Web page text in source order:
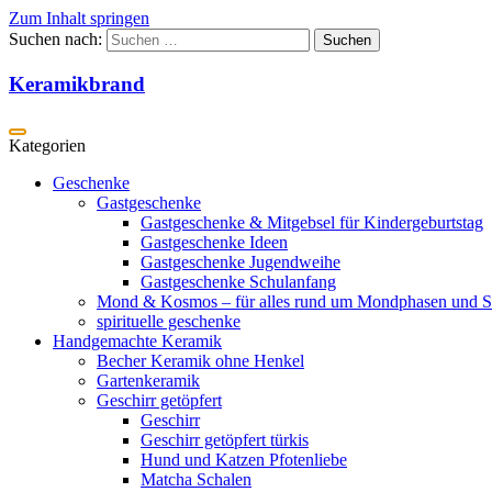
Zum Inhalt springen
Suchen nach:
Keramikbrand
Geschenke
Gastgeschenke
Gastgeschenke & Mitgebsel für Kindergeburtstag
Gastgeschenke Ideen
Gastgeschenke Jugendweihe
Gastgeschenke Schulanfang
Mond & Kosmos – für alles rund um Mondphasen und
spirituelle geschenke
Handgemachte Keramik
Becher Keramik ohne Henkel
Gartenkeramik
Geschirr getöpfert
Geschirr
Geschirr getöpfert türkis
Hund und Katzen Pfotenliebe
Matcha Schalen